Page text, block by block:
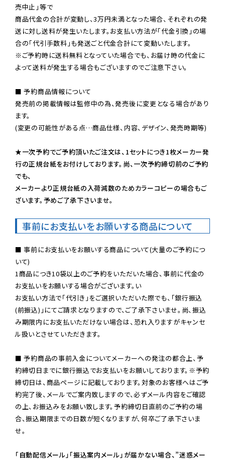
売中止」等で
商品代金の合計が変動し、3万円未満となった場合、それぞれの発
送に対し送料が発生いたします。お支払い方法が「代金引換」の場
※ご予約時に送料無料となっていた場合でも、お届け時の代金に
よって送料が発生する場合もございますのでご注意下さい。
■ 予約商品情報について
発売前の掲載情報は監修中の為、発売後に変更となる場合があり
ます。
(変更の可能性がある点…商品仕様、内容、デザイン、発売時期等)
★一次予約でご予約頂いたご注文は、1セットにつき1枚メーカー発
行の正規台紙をお付けしております。尚、一次予約締切前のご予約
でも、
メーカーより正規台紙の入荷減数のためカラーコピーの場合もご
ざいます。予めご了承下さいませ。
事前にお支払いをお願いする商品について
■ 事前にお支払いをお願いする商品について(大量のご予約につ
いて)
1商品につき10袋以上のご予約をいただいた場合、事前に代金の
お支払いをお願いする場合がございます。い
お支払い方法で「代引き」をご選択いただいた際でも、「銀行振込
(前振込)」にてご請求となりますので、ご了承下さいませ。尚、振込
み期限内にお支払いただけない場合は、恐れ入りますがキャンセ
ル扱いとさせていただきます。
■ 予約商品の事前入金についてメーカーへの発注の都合上、予
約締切日までに銀行振込でお支払いをお願いしております。※予約
締切日は、商品ページに記載しております。対象のお客様へはご予
約完了後、メールでご案内致しますので、必ずメール内容をご確認
の上、お振込みをお願い致します。予約締切日直前のご予約の場
合、振込期限までの日数が短くなりますが、何卒ご了承下さいま
せ。
「自動配信メール」「振込案内メール」が届かない場合、”迷惑メー